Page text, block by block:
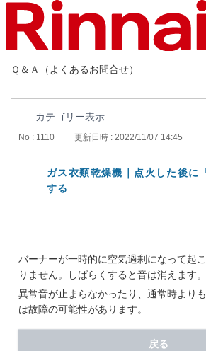
Ｑ＆Ａ（よくあるお問合せ）
カテゴリー表示
No : 1110 更新日時 : 2022/11/07 14:45
ガス衣類乾燥機｜点火した後に
する
バーナーが一時的に空気過剰になって起
りません。しばらくすると音は消えます。
異常音が止まらなかったり、通常時より
は故障の可能性があります。
戻る